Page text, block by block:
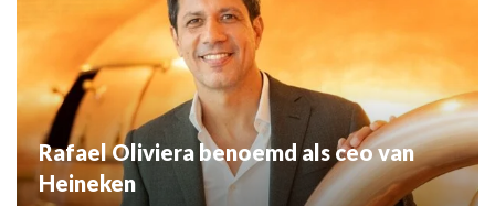
Rafael Oliviera benoemd als ceo van
Heineken